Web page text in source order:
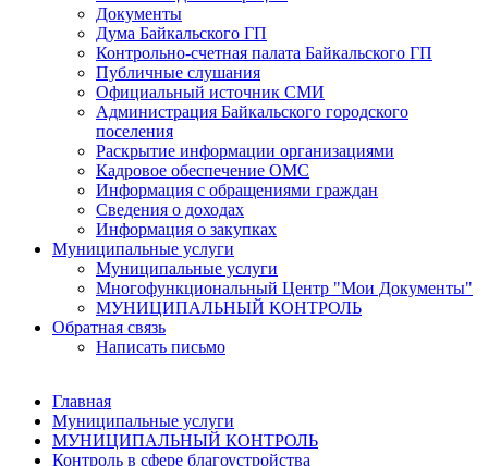
Документы
Дума Байкальского ГП
Контрольно-счетная палата Байкальского ГП
Публичные слушания
Официальный источник СМИ
Администрация Байкальского городского
поселения
Раскрытие информации организациями
Кадровое обеспечение ОМС
Информация с обращениями граждан
Сведения о доходах
Информация о закупках
Муниципальные услуги
Муниципальные услуги
Многофункциональный Центр "Мои Документы"
МУНИЦИПАЛЬНЫЙ КОНТРОЛЬ
Обратная связь
Написать письмо
Главная
Муниципальные услуги
МУНИЦИПАЛЬНЫЙ КОНТРОЛЬ
Контроль в сфере благоустройства